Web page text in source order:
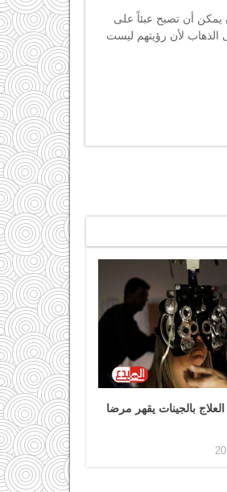
يمكن أن تصبح عبئاً على
لأن رؤيتهم ليست
بالجينات يقهر مرضا